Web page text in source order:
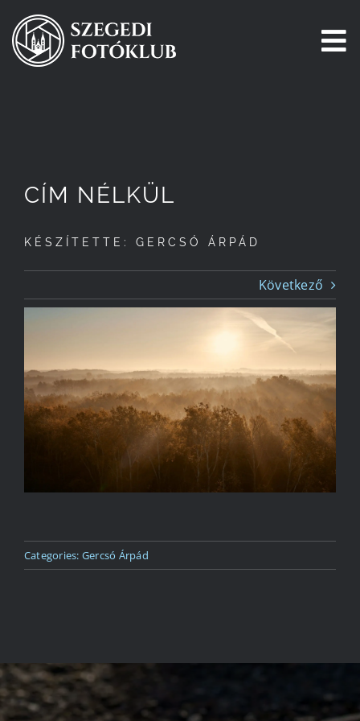
Kihagyás
Pályázatok
Tagjaink
Csatlakozz!
Kapcsolat
CÍM NÉLKÜL
KÉSZÍTETTE: GERCSÓ ÁRPÁD
Következő
Categories: Gercsó Árpád